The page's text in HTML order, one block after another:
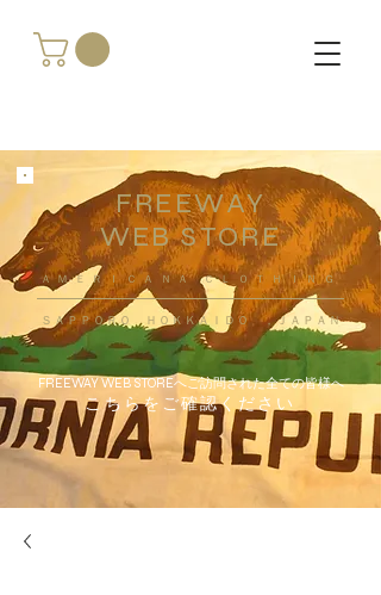
FREEWAY
WEB STORE
​ＡＭＥＲＩＣＡＮＡ ＣＬＯＴＨＩＮＧ
ＳＡＰＰＯＲＯ ＨＯＫＫＡＩＤＯ ，ＪＡＰＡＮ
FREEWAY WEB STOREへご訪問された全ての皆様へ
こちらをご確認ください